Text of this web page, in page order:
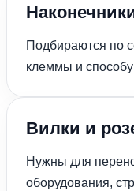
Подбираются по
клеммы и
Вилки и
Нужны для
оборудования,